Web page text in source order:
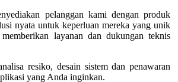
pelanggan kami dengan produk
nyata untuk keperluan mereka yang unik
layanan dan dukungan teknis
resiko, desain sistem dan penawaran
yang Anda inginkan.